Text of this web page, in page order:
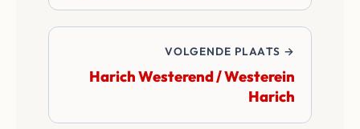
VOLGENDE PLAATS →
Harich Westerend / Westerein
Harich